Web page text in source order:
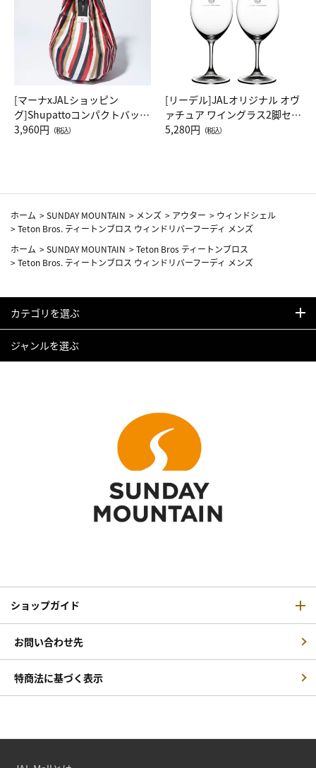
[マーナxJALショッピン
グ]Shupattoコンパクトバッグ
Drop JAL客室乗務員（LC）ス
3,960円 （税込）
[リーデル]JALオリジナル オヴ
ァチュア ワイングラス2脚セッ
ト（レッドワイン）
5,280円 （税込）
ホーム >SUNDAY MOUNTAIN > メンズ > アウター > ウィンドシェル
>Teton Bros. ティートンブロス ウィンドリバーフーディ メンズ
ホーム >SUNDAY MOUNTAIN >Teton Bros ティートンブロス
>Teton Bros. ティートンブロス ウィンドリバーフーディ メンズ
カテゴリを選ぶ
ジャンルを選ぶ
ショップガイド
お問い合わせ先
特商法に基づく表示